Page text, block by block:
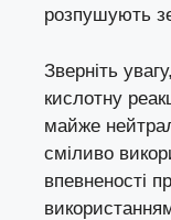
розпушують
Зверніть
кислотну
майже
сміливо
впевненості